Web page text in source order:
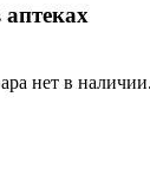
нет в